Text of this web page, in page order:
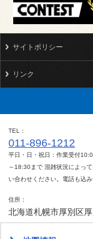
サイトポリシー
リンク
TEL
011-896-1212
平日・日・祝日：作業受付
～18:30まで 混雑状況によっ
い合わせください。電話も込
住所
北海道札幌市厚別区